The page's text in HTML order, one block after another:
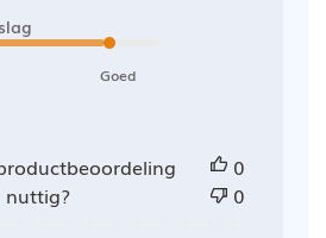
Goed
nuttig?
0
0